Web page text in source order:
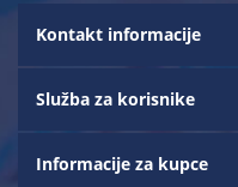
Kontakt informacije
Služba za korisnike
Informacije za kupce